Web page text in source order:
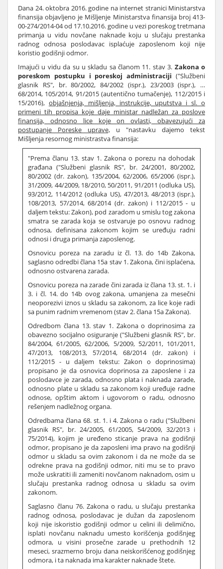
Dana 24. oktobra 2016. godine na internet stranici Ministarstva
finansija objavljeno je Mišljenje Ministarstva finansija broj 413-
00-274/2014-04 od 17.10.2016. godine u vezi poreskog tretmana
primanja u vidu novčane naknade koju u slučaju prestanka
radnog odnosa poslodavac isplaćuje zaposlenom koji nije
koristio godišnji odmor.
Imajući u vidu da su u skladu sa članom 11. stav 3. Zakona o
poreskom postupku i poreskoj administraciji ("Službeni
glasnik RS", br. 80/2002, 84/2002 (ispr.), 23/2003 (ispr.), …
68/2014, 105/2014, 91/2015 (autentično tumačenje), 112/2015 i
15/2016), objašnjenja, mišljenja, instrukcije, uputstva i sl. o
primeni tih propisa koje daje ministar nadležan za poslove
finansija, odnosno lice koje on ovlasti, obavezujući za
postupanje Poreske uprave, u "nastavku dajemo tekst
Mišljenja resornog ministrastva finansija:
"Prema članu 13. stav 1. Zakona o porezu na dohodak
građana ("Službeni glasnik RS", br. 24/2001, 80/2002,
80/2002 (dr. zakon), 135/2004, 62/2006, 65/2006 (ispr.),
31/2009, 44/2009, 18/2010, 50/2011, 91/2011 (odluka US),
93/2012, 114/2012 (odluka US), 47/2013, 48/2013 (ispr.),
108/2013, 57/2014, 68/2014 (dr. zakon) i 112/2015 - u
daljem tekstu: Zakon), pod zaradom u smislu tog zakona
smatra se zarada koja se ostvaruje po osnovu radnog
odnosa, definisana zakonom kojim se uređuju radni
odnosi i druga primanja zaposlenog.
Osnovicu poreza na zaradu iz čl. 13. do 14b Zakona,
saglasno odredbi člana 15a stav 1. Zakona, čini isplaćena,
odnosno ostvarena zarada.
Osnovicu poreza na zarade čini zarada iz člana 13. st. 1. i
3. i čl. 14. do 14b ovog zakona, umanjena za mesečni
neoporezivi iznos u skladu sa zakonom, za lice koje radi
sa punim radnim vremenom (stav 2. člana 15a Zakona).
Odredbom člana 13. stav 1. Zakona o doprinosima za
obavezno socijalno osiguranje ("Službeni glasnik RS", br.
84/2004, 61/2005, 62/2006, 5/2009, 52/2011, 101/2011,
47/2013, 108/2013, 57/2014, 68/2014 (dr. zakon) i
112/2015 - u daljem tekstu: Zakon o doprinosima)
propisano je da osnovica doprinosa za zaposlene i za
poslodavce je zarada, odnosno plata i naknada zarade,
odnosno plate u skladu sa zakonom koji uređuje radne
odnose, opštim aktom i ugovorom o radu, odnosno
rešenjem nadležnog organa.
Odredbama člana 68. st. 1. i 4. Zakona o radu ("Službeni
glasnik RS", br. 24/2005, 61/2005, 54/2009, 32/2013 i
75/2014), kojim je uređeno sticanje prava na godišnji
odmor, propisano je da zaposleni ima pravo na godišnji
odmor u skladu sa ovim zakonom i da ne može da se
odrekne prava na godišnji odmor, niti mu se to pravo
može uskratiti ili zameniti novčanom naknadom, osim u
slučaju prestanka radnog odnosa u skladu sa ovim
zakonom.
Saglasno članu 76. Zakona o radu, u slučaju prestanka
radnog odnosa, poslodavac je dužan da zaposlenom
koji nije iskoristio godišnji odmor u celini ili delimično,
isplati novčanu naknadu umesto korišćenja godišnjeg
odmora, u visini prosečne zarade u prethodnih 12
meseci, srazmerno broju dana neiskorišćenog godišnjeg
odmora, i ta naknada ima karakter naknade štete.